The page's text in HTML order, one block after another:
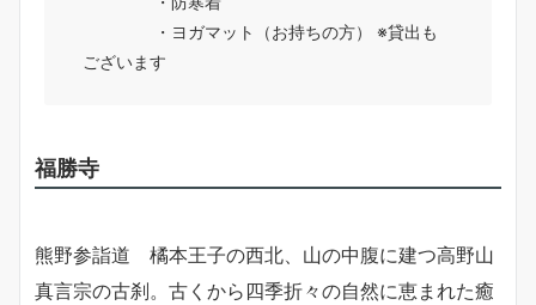
・ヨガマット（お持ちの方） ※貸出も
ございます
福勝寺
熊野参詣道 橘本王子の西北、山の中腹に建つ高野山
真言宗の古刹。古くから四季折々の自然に恵まれた癒